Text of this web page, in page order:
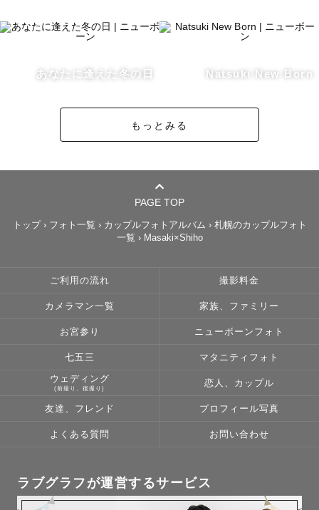
思っています。
◆北海道での撮影について◆
ても追加の交通費がかかりますが、ご指名頂ければお伺い
けるとその時期に1番あった場所をオススメ出来るのでご相
「アルバムで見たここで撮りたいけど季節はいつ？」
「お花畑のオススメは？」
などなど…
◆質問や空き日程のご相談◆
がきく場合もございますので公式LINE→@060zxctvより
ご相談下さい。
◆指名料について◆
アートニューボーンについては指名料はかかりません。
あなたに逢えた冬の日 Natsuki New Born
もっとみる
PAGE TOP
トップ› フォト一覧 › カップルフォトアルバム › 札幌のカップルフォト
一覧 › Masaki×Shiho
ご利用の流れ 撮影料金
カメラマン一覧 家族、ファミリー
お宮参り ニューボーンフォト
七五三 マタニティフォト
ウェディング
(前撮り、後撮り)
恋人、カップル
友達、フレンド プロフィール写真
よくある質問 お問い合わせ
ラブグラフが運営するサービス